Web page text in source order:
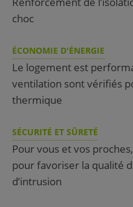
choc
ÉCONOMIE D'ÉNERGIE
Le logement est
ventilation sont vérifiés
thermique
SÉCURITÉ ET SÛRETÉ
Pour vous et vos
pour favoriser la qualité
d’intrusion